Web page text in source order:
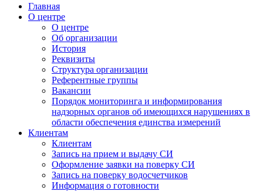
Главная
О центре
О центре
Об организации
История
Реквизиты
Структура организации
Референтные группы
Вакансии
Порядок мониторинга и информирования
надзорных органов об имеющихся нарушениях в
области обеспечения единства измерений
Клиентам
Клиентам
Запись на прием и выдачу СИ
Оформление заявки на поверку СИ
Запись на поверку водосчетчиков
Информация о готовности